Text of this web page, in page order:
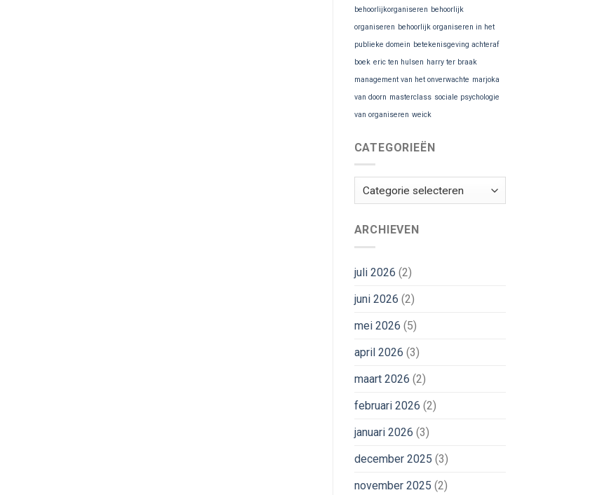
behoorlijkorganiseren behoorlijk
organiseren behoorlijk organiseren in het
publieke domein betekenisgeving achteraf
boek eric ten hulsen harry ter braak
management van het onverwachte marjoka
van doorn masterclass sociale psychologie
van organiseren weick
CATEGORIEËN
Categorieën
ARCHIEVEN
juli 2026 (2)
juni 2026 (2)
mei 2026 (5)
april 2026 (3)
maart 2026 (2)
februari 2026 (2)
januari 2026 (3)
december 2025 (3)
november 2025 (2)